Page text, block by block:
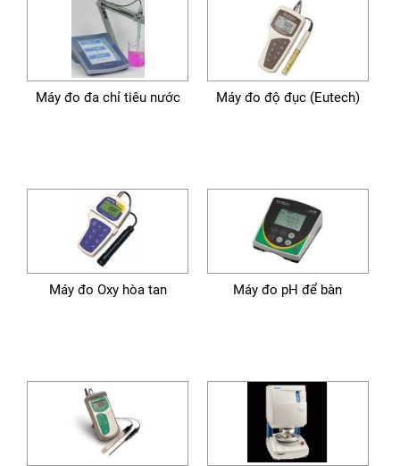
Máy đo đa chỉ tiêu nước Máy đo độ đục (Eutech)
Máy đo Oxy hòa tan Máy đo pH để bàn